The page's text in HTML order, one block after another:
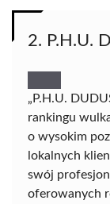
2. P.H.U.
„P.H.U.
rankingu
o wysokim
lokalnych
swój
oferowanych